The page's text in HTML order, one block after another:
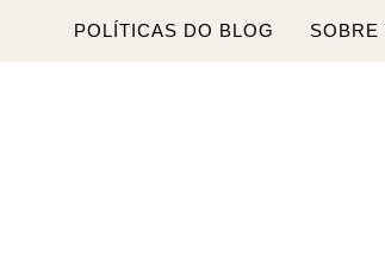
POLÍTICAS DO BLOG SOBRE